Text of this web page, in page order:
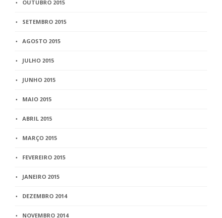
OUTUBRO 2015
SETEMBRO 2015
AGOSTO 2015
JULHO 2015
JUNHO 2015
MAIO 2015
ABRIL 2015
MARÇO 2015
FEVEREIRO 2015
JANEIRO 2015
DEZEMBRO 2014
NOVEMBRO 2014